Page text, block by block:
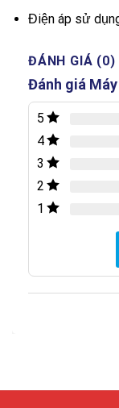
Điện áp sử
ĐÁNH GIÁ (0)
Đánh giá
5
4
3
2
1